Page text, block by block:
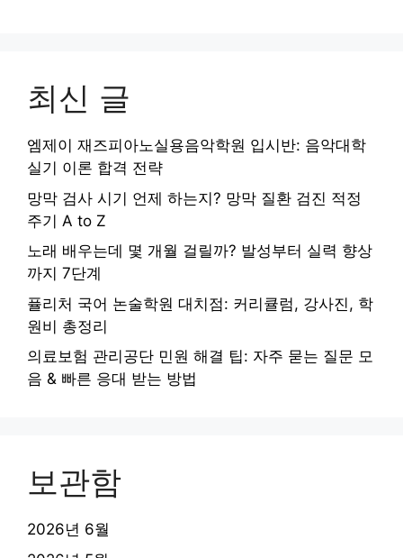
최신 글
엠제이 재즈피아노실용음악학원 입시반: 음악대학
실기 이론 합격 전략
망막 검사 시기 언제 하는지? 망막 질환 검진 적정
주기 A to Z
노래 배우는데 몇 개월 걸릴까? 발성부터 실력 향상
까지 7단계
퓰리처 국어 논술학원 대치점: 커리큘럼, 강사진, 학
원비 총정리
의료보험 관리공단 민원 해결 팁: 자주 묻는 질문 모
음 & 빠른 응대 받는 방법
보관함
2026년 6월